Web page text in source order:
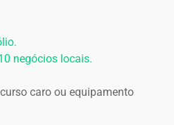
negócios locais.
caro ou equipamento